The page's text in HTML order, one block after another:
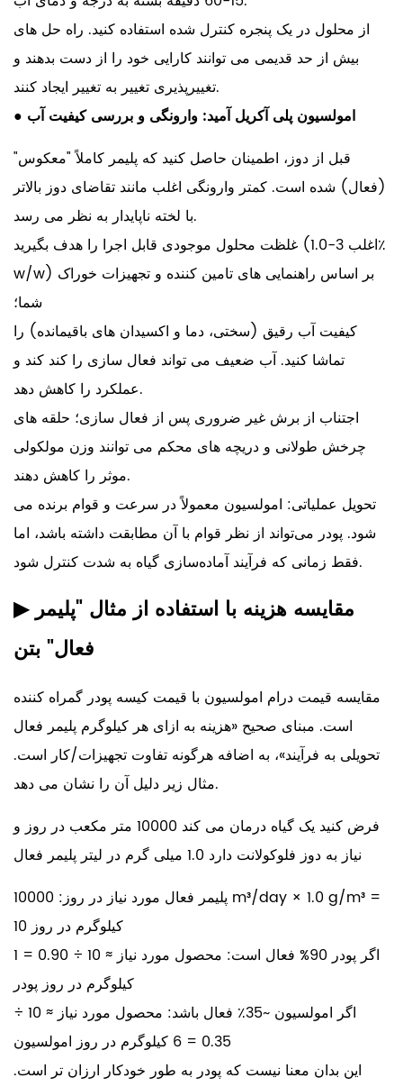
از محلول در یک پنجره کنترل شده استفاده کنید. راه حل های
بیش از حد قدیمی می توانند کارایی خود را از دست بدهند و
تغییرپذیری تغییر به تغییر ایجاد کنند.
● امولسیون پلی آکریل آمید: وارونگی و بررسی کیفیت آب
قبل از دوز، اطمینان حاصل کنید که پلیمر کاملاً "معکوس"
(فعال) شده است. کمتر وارونگی اغلب مانند تقاضای دوز بالاتر
با لخته ناپایدار به نظر می رسد.
غلظت محلول موجودی قابل اجرا را هدف بگیرید (اغلب3-1.0٪
w/w) بر اساس راهنمایی های تامین کننده و تجهیزات خوراک
شما؛
کیفیت آب رقیق (سختی، دما و اکسیدان های باقیمانده) را
تماشا کنید. آب ضعیف می تواند فعال سازی را کند کند و
عملکرد را کاهش دهد.
اجتناب از برش غیر ضروری پس از فعال سازی؛ حلقه های
چرخش طولانی و دریچه های محکم می توانند وزن مولکولی
موثر را کاهش دهند.
تحویل عملیاتی: امولسیون معمولاً در سرعت و قوام برنده می
شود. پودر می‌تواند از نظر قوام با آن مطابقت داشته باشد، اما
فقط زمانی که فرآیند آماده‌سازی گیاه به شدت کنترل شود.
▶مقایسه هزینه با استفاده از مثال "پلیمر
فعال" بتن
مقایسه قیمت درام امولسیون با قیمت کیسه پودر گمراه کننده
است. مبنای صحیح «هزینه به ازای هر کیلوگرم پلیمر فعال
تحویلی به فرآیند»، به اضافه هرگونه تفاوت تجهیزات/کار است.
مثال زیر دلیل آن را نشان می دهد.
فرض کنید یک گیاه درمان می کند 10000 متر مکعب در روز
و
نیاز به دوز فلوکولانت دارد 1.0 میلی گرم در لیتر
پلیمر فعال
پلیمر فعال مورد نیاز در روز: 10000 m³/day × 1.0 g/m³ =
10 کیلوگرم در روز
اگر پودر 90% فعال است: محصول مورد نیاز ≈ 10 ÷ 0.90 =
1
کیلوگرم در روز پودر
اگر امولسیون ~35٪ فعال باشد: محصول مورد نیاز ≈ 10 ÷
0.35 =
6 کیلوگرم در روز
امولسیون
این بدان معنا نیست که پودر به طور خودکار ارزان تر است.